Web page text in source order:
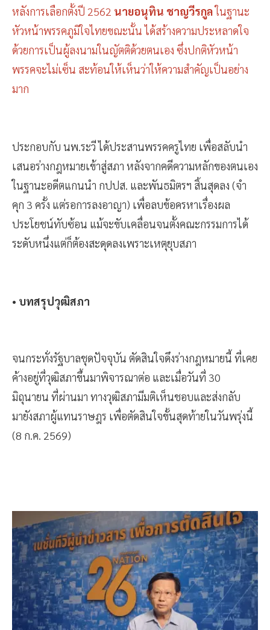
หลังการเลือกตั้งปี 2562 นายอนุทิน ชาญวีรกูลในฐานะ
หัวหน้าพรรคภูมิใจไทยขณะนั้น ได้สร้างความประหลาดใจ
ด้วยการเป็นผู้ลงนามในญัตติด้วยตนเอง ซึ่งปกติหัวหน้า
พรรคจะไม่เซ็น สะท้อนให้เห็นว่าให้ความสำคัญเป็นอย่าง
มาก
ประกอบกับ นพ.ระวี ได้ประสานพรรคครูไทย เพื่อสลับนำ
เสนอร่างกฎหมายเข้าสู่สภา หลังจากคดีความหลักของตนเอง
ในฐานะอดีตแกนนำ กปปส. และพันธมิตรฯ สิ้นสุดลง (จำ
คุก 3 ครั้ง แต่รอการลงอาญา) เพื่อลบข้อครหาเรื่องผล
ประโยชน์ทับซ้อน แม้จะขับเคลื่อนจนตั้งคณะกรรมการได้
ระดับหนึ่งแต่ก็ต้องสะดุดลงเพราะเหตุยุบสภา
• บทสรุปวุฒิสภา
จนกระทั่งรัฐบาลชุดปัจจุบัน ตัดสินใจดึงร่างกฎหมายนี้ ที่เคย
ค้างอยู่ที่วุฒิสภาขึ้นมาพิจารณาต่อ และเมื่อวันที่ 30
มิถุนายน ที่ผ่านมา ทางวุฒิสภามีมติเห็นชอบและส่งกลับ
มายังสภาผู้แทนราษฎร เพื่อตัดสินใจขั้นสุดท้ายในวันพรุ่งนี้
(8 ก.ค. 2569)